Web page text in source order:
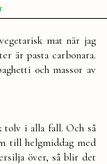
till
En
favoriträtt
mat när jag
är pasta carbonara.
och massor av
tolv i alla fall. Och så
till helgmiddag med
över, så blir det